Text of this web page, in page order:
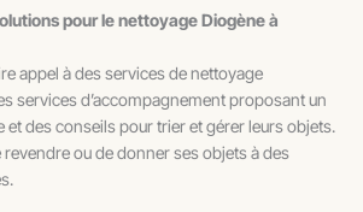
pour le nettoyage Diogène à
appel à des services de nettoyage
services d’accompagnement proposant un
des conseils pour trier et gérer leurs objets.
revendre ou de donner ses objets à des